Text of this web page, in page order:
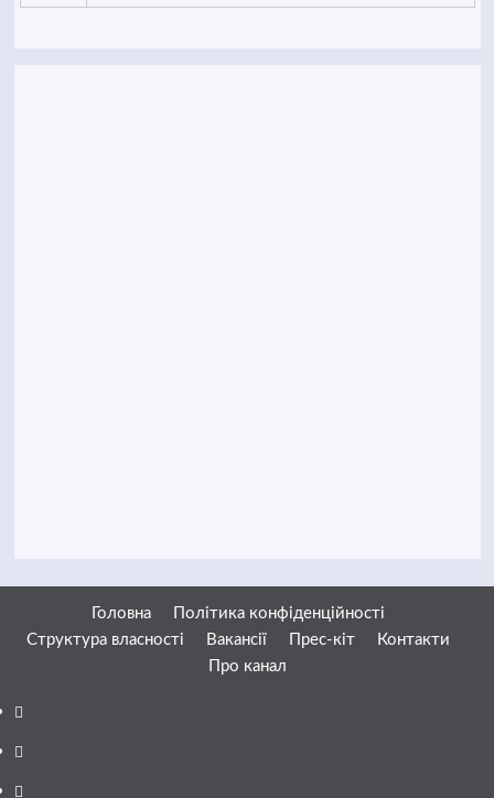
Головна
Політика конфіденційності
Структура власності
Вакансії Прес-кіт
Контакти
Про канал
Facebook
YouTube
Telegram